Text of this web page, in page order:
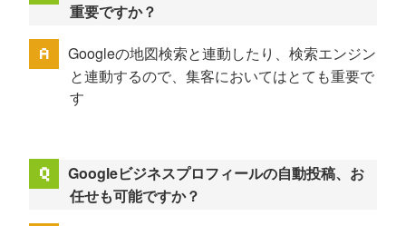
重要ですか？
Googleの地図検索と連動したり、検索エンジン
と連動するので、集客においてはとても重要で
す
Googleビジネスプロフィールの自動投稿、お
任せも可能ですか？